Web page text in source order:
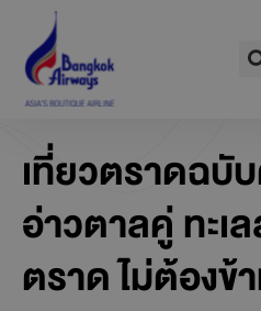
content
เที่ยวตราดฉบั
อ่าวตาลคู่ ทะเ
ตราด ไม่ต้องข้า